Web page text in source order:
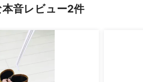
音レビュー2件